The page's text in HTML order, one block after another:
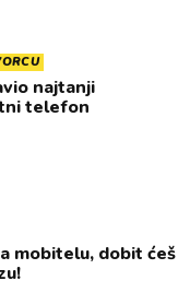
najtanji
telefon
mobitelu, dobit ćeš